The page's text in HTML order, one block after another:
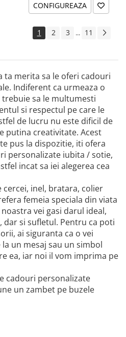
CONFIGUREAZA
1 2 3 ... 11
ta merita sa le oferi cadouri
Indiferent ca urmeaza o
sa le multumesti
si respectul pe care le
de lucru nu este dificil de
putina creativitate. Acest
pus la dispozitie, iti ofera
personalizate iubita / sotie,
incat sa iei alegerea cea
cercei, inel, bratara, colier
femeia speciala din viata
vei gasi darul ideal,
dar si sufletul. Pentru ca poti
ai siguranta ca o vei
un mesaj sau un simbol
ea, iar noi il vom imprima pe
cadouri personalizate
un zambet pe buzele